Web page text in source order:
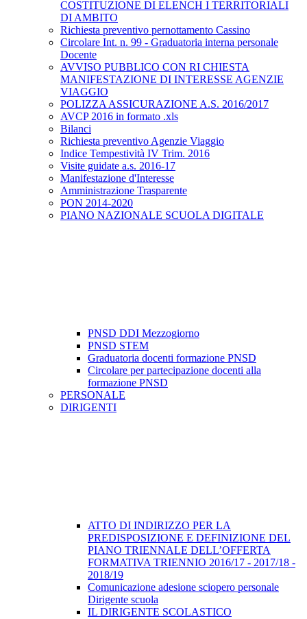
COSTITUZIONE DI ELENCH I TERRITORIALI
DI AMBITO
Richiesta preventivo pernottamento Cassino
Circolare Int. n. 99 - Graduatoria interna personale
Docente
AVVISO PUBBLICO CON RI CHIESTA
MANIFESTAZIONE DI INTERESSE AGENZIE
VIAGGIO
POLIZZA ASSICURAZIONE A.S. 2016/2017
AVCP 2016 in formato .xls
Bilanci
Richiesta preventivo Agenzie Viaggio
Indice Tempestività IV Trim. 2016
Visite guidate a.s. 2016-17
Manifestazione d'Interesse
Amministrazione Trasparente
PON 2014-2020
PIANO NAZIONALE SCUOLA DIGITALE
PNSD DDI Mezzogiorno
PNSD STEM
Graduatoria docenti formazione PNSD
Circolare per partecipazione docenti alla
formazione PNSD
PERSONALE
DIRIGENTI
ATTO DI INDIRIZZO PER LA
PREDISPOSIZIONE E DEFINIZIONE DEL
PIANO TRIENNALE DELL’OFFERTA
FORMATIVA TRIENNIO 2016/17 - 2017/18 -
2018/19
Comunicazione adesione sciopero personale
Dirigente scuola
IL DIRIGENTE SCOLASTICO